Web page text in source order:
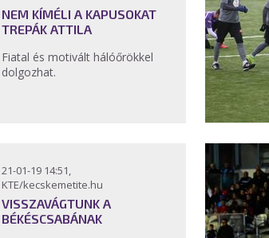
NEM KÍMÉLI A KAPUSOKAT
TREPÁK ATTILA
Fiatal és motivált hálóőrökkel
dolgozhat.
21-01-19 14:51,
KTE/kecskemetite.hu
VISSZAVÁGTUNK A
BÉKÉSCSABÁNAK